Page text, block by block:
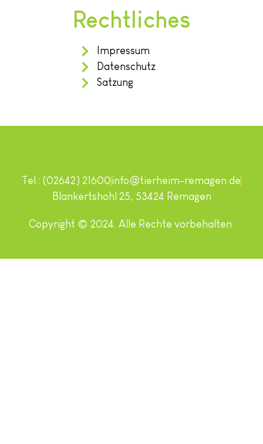
Rechtliches
Impressum
Datenschutz
Satzung
Copyright © 2024. Alle Rechte vorbehalten.
Tel.: (02642) 21600info@tierheim-remagen.de
Blankertshohl 25, 53424 Remagen